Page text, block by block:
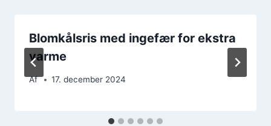
Blomkålsris med ingefær for ekstra
varme
Af 17. december 2024